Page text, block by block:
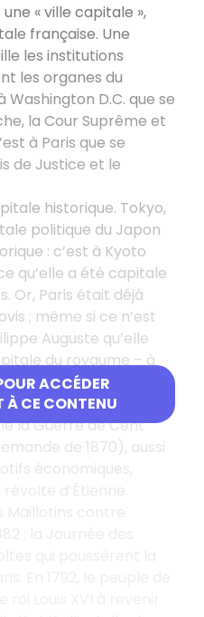
ACCÉDER
À CE CONTENU
« ville capitale »,
française. Une
les institutions
les organes du
Washington D.C. que se
la Cour Suprême et
à Paris que se
de Justice et le
historique. Tokyo,
politique du Japon
: c’est à Kyoto
qu’elle a été capitale
Or, Paris était déjà
; même si ce n’est
Auguste qu’elle
du royaume – à
de troubles…
périodes de troubles :
la Guerre de Cent
de 1870), aussi
économiques,